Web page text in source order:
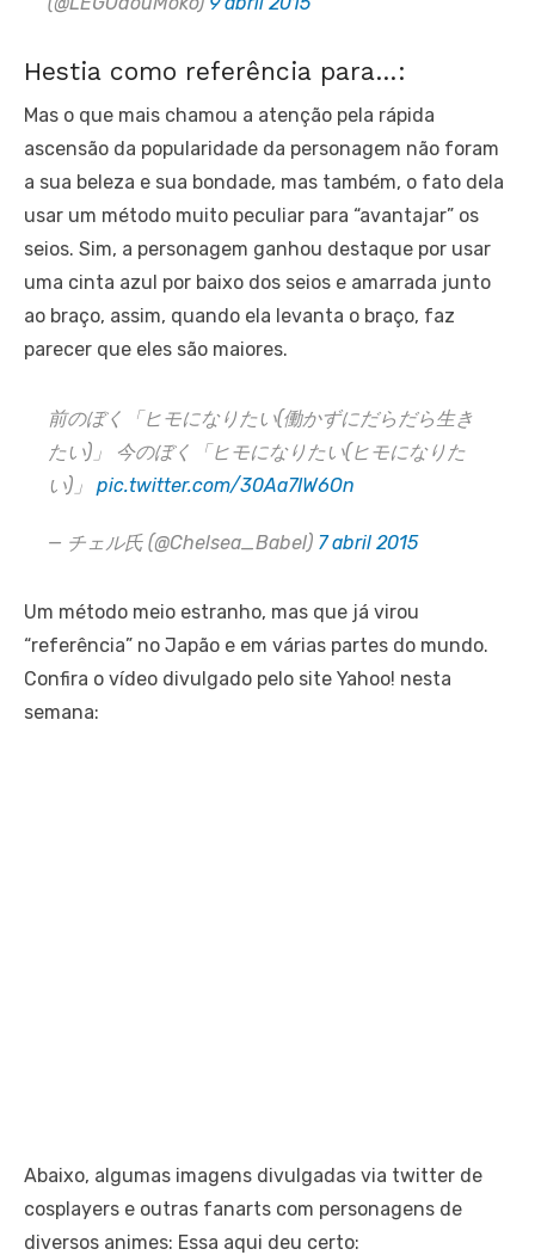
Hestia como referência para…:
Mas o que mais chamou a atenção pela rápida
ascensão da popularidade da personagem não foram
a sua beleza e sua bondade, mas também, o fato dela
usar um método muito peculiar para “avantajar” os
seios. Sim, a personagem ganhou destaque por usar
uma cinta azul por baixo dos seios e amarrada junto
ao braço, assim, quando ela levanta o braço, faz
parecer que eles são maiores.
前のぼく「ヒモになりたい(働かずにだらだら生き
たい)」 今のぼく「ヒモになりたい(ヒモになりた
い)」 pic.twitter.com/30Aa7IW6On
— チェル氏 (@Chelsea_Babel) 7 abril 2015
Um método meio estranho, mas que já virou
“referência” no Japão e em várias partes do mundo.
Confira o vídeo divulgado pelo site Yahoo! nesta
semana:
Abaixo, algumas imagens divulgadas via twitter de
cosplayers e outras fanarts com personagens de
diversos animes: Essa aqui deu certo: